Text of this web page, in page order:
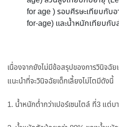
for age ) รอบศีรษะเทียบกับ
for-age) และน้ำหนักเทียบกั
เนื่องจากยังไม่มีข้อสรุปของการวินิจฉั
แนะนำที่จะวินิจฉัยเด็กเลี้ยงไม่โตมีดังนี้
1. น้ำหนักต่ำกว่าเปอร์เซนไตล์ ที่3 แต่บ